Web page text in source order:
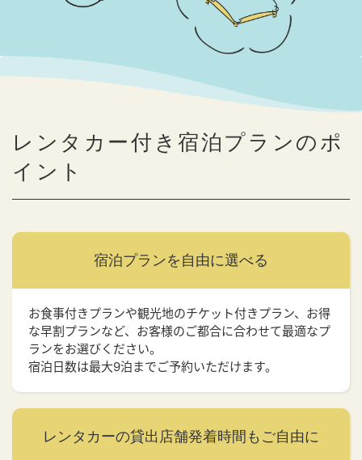
レンタカー付き宿泊プランのポ
イント
宿泊プランを 自由に選べる
お食事付きプランや観光地のチケット付きプラン、お得
な早割プランなど、お客様のご都合に合わせて最適なプ
ランをお選びください。
宿泊日数は最大9泊までご予約いただけます。
レンタカーの貸出店舗発着時間もご自由に